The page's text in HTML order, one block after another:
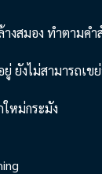
งสมอง ทำตามค
งไม่สามารถเขย่
หม่กระมัง